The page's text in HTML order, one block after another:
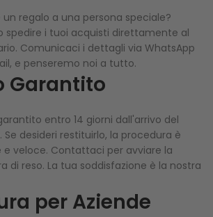
un regalo a una persona speciale?
spedire i tuoi acquisti direttamente al
Comunicaci i dettagli via WhatsApp
e penseremo noi a tutto.
Garantito
entro 14 giorni dall'arrivo del
Se desideri restituirlo, la procedura è
e veloce. Contattaci per avviare la
di reso. La tua soddisfazione è la nostra
per Aziende